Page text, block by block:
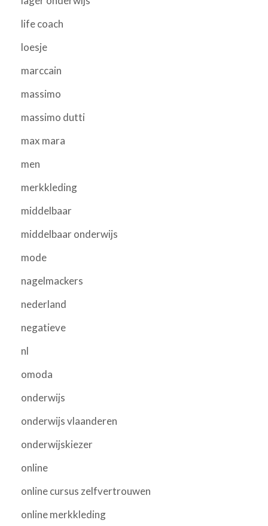
life coach
loesje
marccain
massimo
massimo dutti
max mara
men
merkkleding
middelbaar
middelbaar onderwijs
mode
nagelmackers
nederland
negatieve
nl
omoda
onderwijs
onderwijs vlaanderen
onderwijskiezer
online
online cursus zelfvertrouwen
online merkkleding